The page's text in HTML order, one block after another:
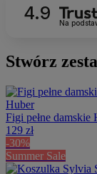
4.9
Na
Stwórz
Huber
Figi pełne
129 zł
-30%
Summer Sale